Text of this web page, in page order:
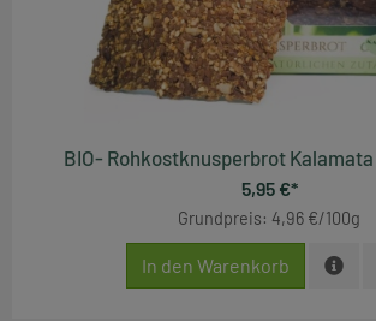
BIO- Rohkostknusperbrot Kalamata
5,95 €*
Grundpreis: 4,96 €/100g
In den Warenkorb